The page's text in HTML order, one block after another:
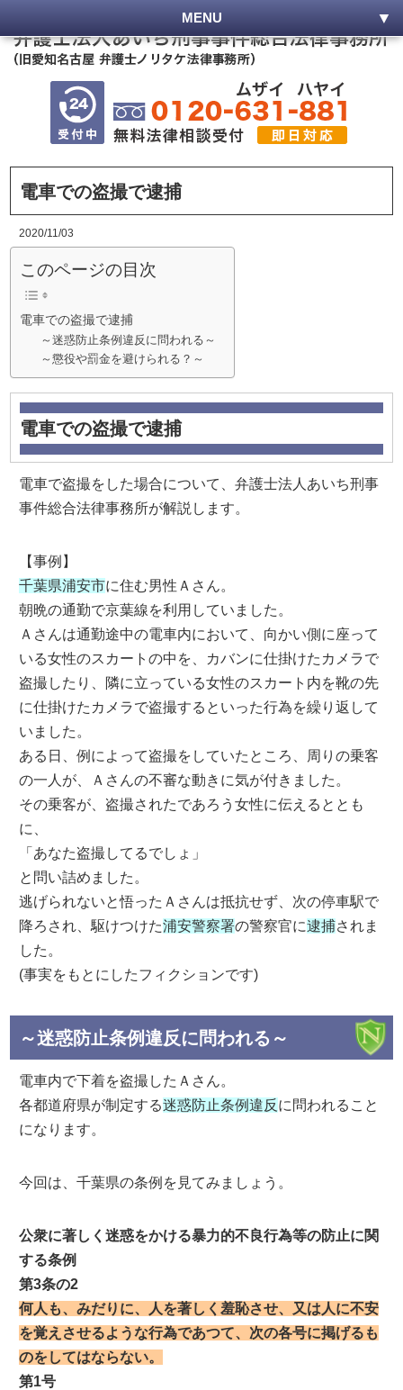
MENU
電車での盗撮で逮捕
2020/11/03
このページの目次
電車での盗撮で逮捕
～迷惑防止条例違反に問われる～
～懲役や罰金を避けられる？～
電車での盗撮で逮捕
電車で盗撮をした場合について、弁護士法人あいち刑事
事件総合法律事務所が解説します。
【事例】
千葉県浦安市に住む男性Ａさん。
朝晩の通勤で京葉線を利用していました。
Ａさんは通勤途中の電車内において、向かい側に座って
いる女性のスカートの中を、カバンに仕掛けたカメラで
盗撮したり、隣に立っている女性のスカート内を靴の先
に仕掛けたカメラで盗撮するといった行為を繰り返して
いました。
ある日、例によって盗撮をしていたところ、周りの乗客
の一人が、Ａさんの不審な動きに気が付きました。
その乗客が、盗撮されたであろう女性に伝えるととも
に、
「あなた盗撮してるでしょ」
と問い詰めました。
逃げられないと悟ったＡさんは抵抗せず、次の停車駅で
降ろされ、駆けつけた浦安警察署の警察官に逮捕されま
した。
(事実をもとにしたフィクションです)
～迷惑防止条例違反に問われる～
電車内で下着を盗撮したＡさん。
各都道府県が制定する迷惑防止条例違反 に問われること
になります。
今回は、千葉県の条例を見てみましょう。
公衆に著しく迷惑をかける暴力的不良行為等の防止に関
する条例
第3条の2
何人も、みだりに、人を著しく羞恥させ、又は人に不安
を覚えさせるような行為であつて、次の各号に掲げるも
のをしてはならない。
第1号